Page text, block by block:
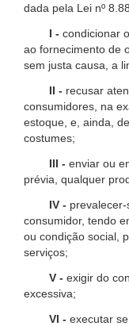
dada pela Lei nº
I - condicionar
ao fornecimento de
sem justa causa, a
II - recusar
consumidores, na
estoque, e, ainda,
costumes;
III - enviar ou
prévia, qualquer
IV -
consumidor, tendo
ou condição social,
serviços;
V - exigir do
excessiva;
VI - executar